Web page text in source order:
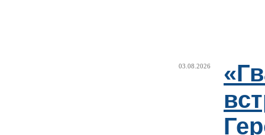
03.08.2026